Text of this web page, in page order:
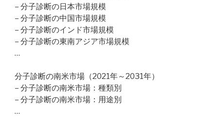
– 分子診断の日本市場規模
– 分子診断の中国市場規模
– 分子診断のインド市場規模
– 分子診断の東南アジア市場規模
…
分子診断の南米市場（2021年～2031年）
– 分子診断の南米市場：種類別
– 分子診断の南米市場：用途別
…